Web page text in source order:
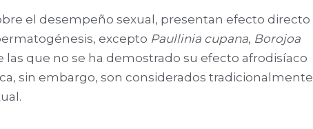
el desempeño sexual, presentan efecto directo
excepto Paullinia cupana, Borojoa
las que no se ha demostrado su efecto afrodisíaco
sin embargo, son considerados tradicionalmente